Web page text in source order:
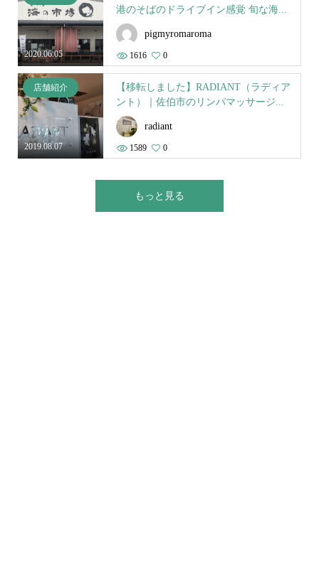
2020.06.05
港のそばのドライブイン感覚 旬な海...
pigmyromaroma
1616 0
2019.08.07
店舗紹介
【移転しました】RADIANT（ラディア
ント）｜佐伯市のリンパマッサージ...
radiant
1589 0
もっと見る